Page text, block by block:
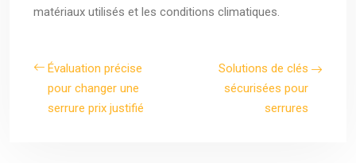
matériaux utilisés et les conditions climatiques.
Évaluation précise
pour changer une
serrure prix justifié
Solutions de clés
sécurisées pour
serrures